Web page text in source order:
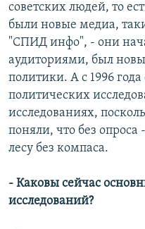
советских людей, то
были новые медиа,
"СПИД инфо", - они
аудиториями, был
политики. А с 1996
политических
исследованиях,
поняли, что без опроса
лесу без компаса.
- Каковы сейчас
исследований?